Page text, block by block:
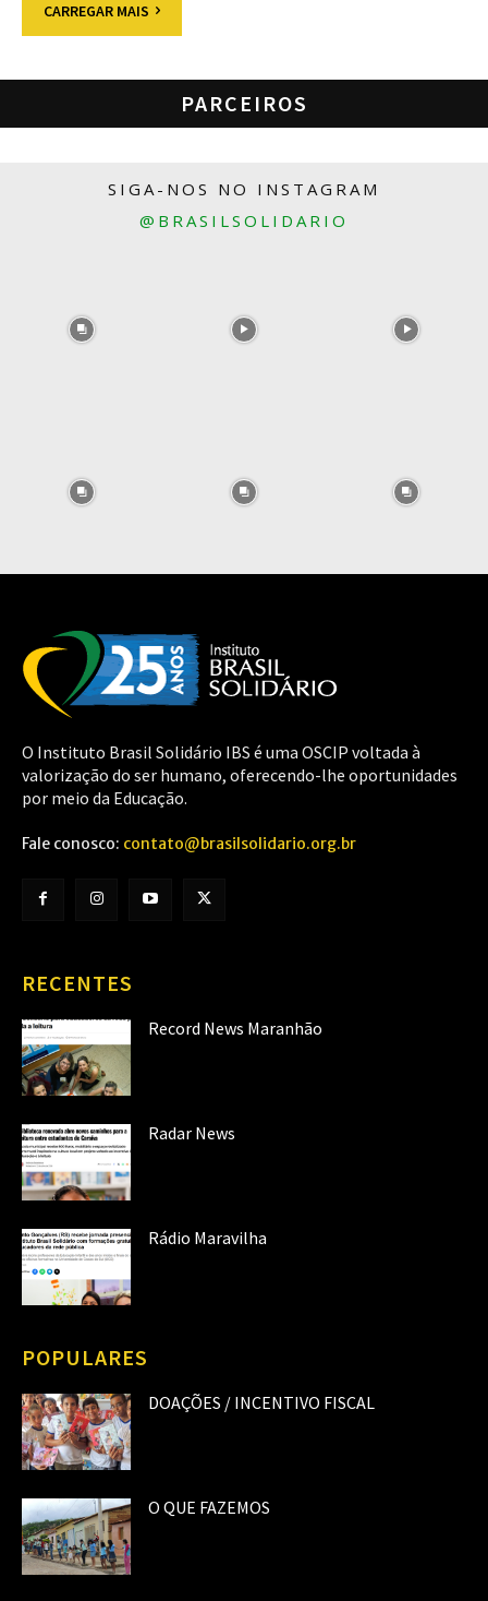
CARREGAR MAIS
PARCEIROS
SIGA-NOS NO INSTAGRAM
@BRASILSOLIDARIO
O Instituto Brasil Solidário IBS é uma OSCIP voltada à
valorização do ser humano, oferecendo-lhe oportunidades
por meio da Educação.
Fale conosco: contato@brasilsolidario.org.br
RECENTES
Record News Maranhão
Radar News
Rádio Maravilha
POPULARES
DOAÇÕES / INCENTIVO FISCAL
O QUE FAZEMOS